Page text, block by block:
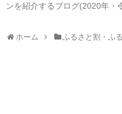
ンを紹介するブログ(2020年・
ホーム ふるさと割・ふ